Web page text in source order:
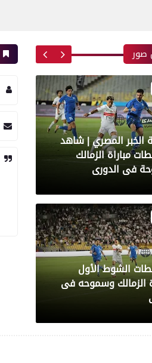
الدورى
الخبر المصري | شاهد
مباراة الزمالك
فى الدورى
الشوط الأول
الزمالك وسموحه فى